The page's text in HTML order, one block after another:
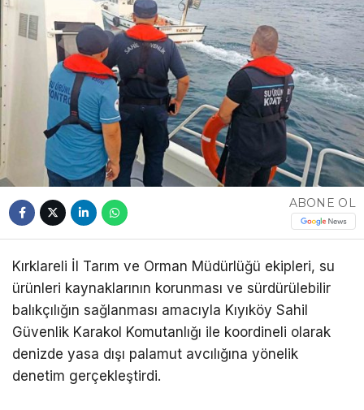
ABONE OL
Kırklareli İl Tarım ve Orman Müdürlüğü ekipleri, su
ürünleri kaynaklarının korunması ve sürdürülebilir
balıkçılığın sağlanması amacıyla Kıyıköy Sahil
Güvenlik Karakol Komutanlığı ile koordineli olarak
denizde yasa dışı palamut avcılığına yönelik
denetim gerçekleştirdi.